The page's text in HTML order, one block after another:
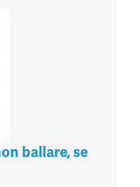
ballare, se